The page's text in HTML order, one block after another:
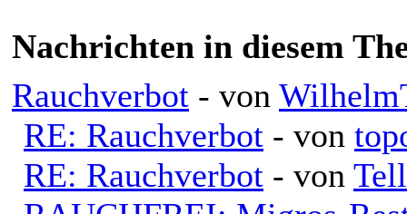
Nachrichten in diesem
Rauchverbot - von
RE: Rauchverbot - von
RE: Rauchverbot - von Tell